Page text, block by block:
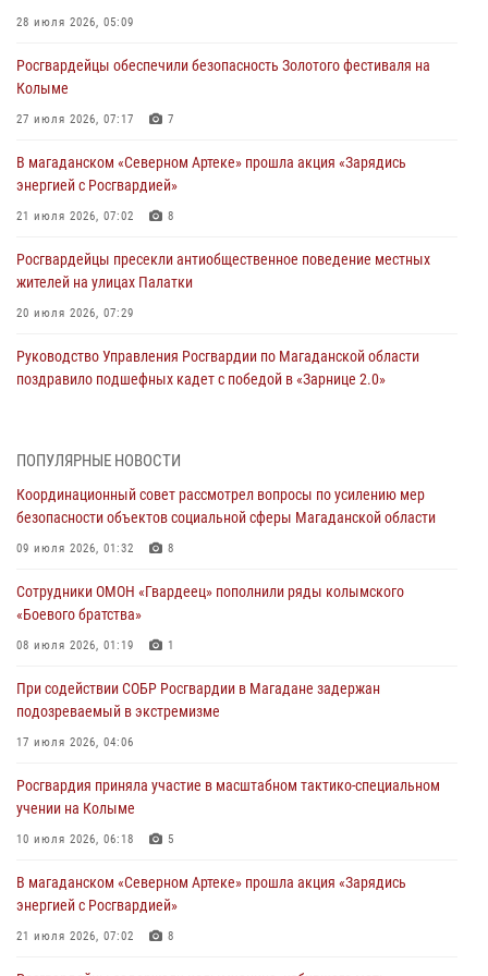
28 июля 2026, 05:09
Росгвардейцы обеспечили безопасность Золотого фестиваля на
Колыме
27 июля 2026, 07:17 7
В магаданском «Северном Артеке» прошла акция «Зарядись
энергией с Росгвардией»
21 июля 2026, 07:02 8
Росгвардейцы пресекли антиобщественное поведение местных
жителей на улицах Палатки
20 июля 2026, 07:29
Руководство Управления Росгвардии по Магаданской области
поздравило подшефных кадет с победой в «Зарнице 2.0»
При содействии СОБР Росгвардии в Магадане задержан
17 июля 2026, 04:06
«Каникулы с Росгвардией» продолжаются на Колыме
Начальник Главного штаба – первый заместитель директора
Росгвардии Герой России генерал-полковник Сергей Бойко
15 июля 2026, 06:21
Кинологический тандем из Магадана завоевал бронзу на
15 июля 2026, 04:34
ПОПУЛЯРНЫЕ НОВОСТИ
Координационный совет рассмотрел вопросы по усилению мер
безопасности объектов социальной сферы Магаданской области
09 июля 2026, 01:32 8
Сотрудники ОМОН «Гвардеец» пополнили ряды колымского
«Боевого братства»
08 июля 2026, 01:19 1
При содействии СОБР Росгвардии в Магадане задержан
подозреваемый в экстремизме
17 июля 2026, 04:06
Росгвардия приняла участие в масштабном тактико-специальном
учении на Колыме
10 июля 2026, 06:18 5
В магаданском «Северном Артеке» прошла акция «Зарядись
энергией с Росгвардией»
21 июля 2026, 07:02 8